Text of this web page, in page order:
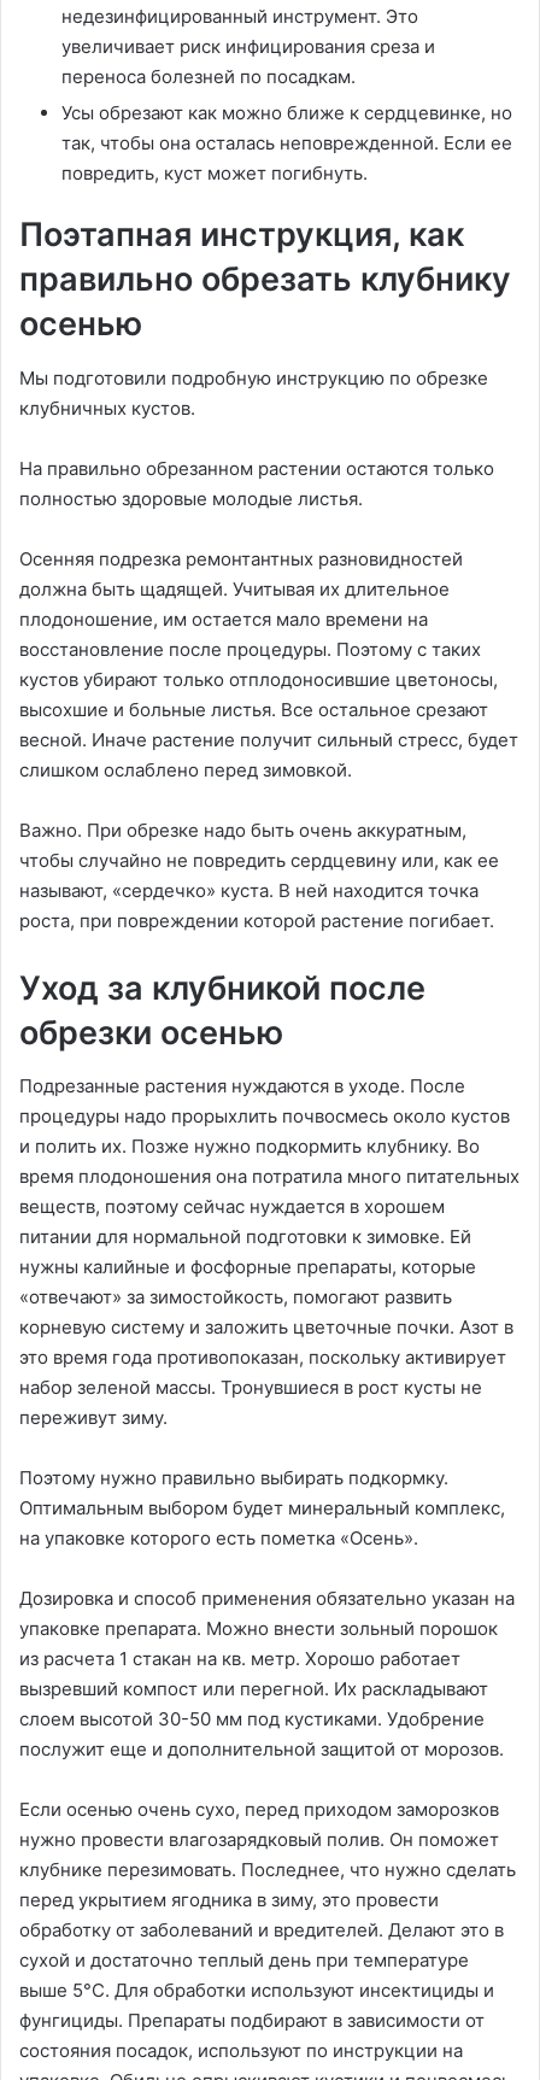
недезинфицированный инструмент. Это
увеличивает риск инфицирования среза и
переноса болезней по посадкам.
Усы обрезают как можно ближе к сердцевинке, но
так, чтобы она осталась неповрежденной. Если ее
повредить, куст может погибнуть.
Поэтапная инструкция, как
правильно обрезать клубнику
осенью
Мы подготовили подробную инструкцию по обрезке
клубничных кустов.
На правильно обрезанном растении остаются только
полностью здоровые молодые листья.
Осенняя подрезка ремонтантных разновидностей
должна быть щадящей. Учитывая их длительное
плодоношение, им остается мало времени на
восстановление после процедуры. Поэтому с таких
кустов убирают только отплодоносившие цветоносы,
высохшие и больные листья. Все остальное срезают
весной. Иначе растение получит сильный стресс, будет
слишком ослаблено перед зимовкой.
Важно. При обрезке надо быть очень аккуратным,
чтобы случайно не повредить сердцевину или, как ее
называют, «сердечко» куста. В ней находится точка
роста, при повреждении которой растение погибает.
Уход за клубникой после
обрезки осенью
Подрезанные растения нуждаются в уходе. После
процедуры надо прорыхлить почвосмесь около кустов
и полить их. Позже нужно подкормить клубнику. Во
время плодоношения она потратила много питательных
веществ, поэтому сейчас нуждается в хорошем
питании для нормальной подготовки к зимовке. Ей
нужны калийные и фосфорные препараты, которые
«отвечают» за зимостойкость, помогают развить
корневую систему и заложить цветочные почки. Азот в
это время года противопоказан, поскольку активирует
набор зеленой массы. Тронувшиеся в рост кусты не
переживут зиму.
Поэтому нужно правильно выбирать подкормку.
Оптимальным выбором будет минеральный комплекс,
на упаковке которого есть пометка «Осень».
Дозировка и способ применения обязательно указан на
упаковке препарата. Можно внести зольный порошок
из расчета 1 стакан на кв. метр. Хорошо работает
вызревший компост или перегной. Их раскладывают
слоем высотой 30-50 мм под кустиками. Удобрение
послужит еще и дополнительной защитой от морозов.
Если осенью очень сухо, перед приходом заморозков
нужно провести влагозарядковый полив. Он поможет
клубнике перезимовать. Последнее, что нужно сделать
перед укрытием ягодника в зиму, это провести
обработку от заболеваний и вредителей. Делают это в
сухой и достаточно теплый день при температуре
выше 5°C. Для обработки используют инсектициды и
фунгициды. Препараты подбирают в зависимости от
состояния посадок, используют по инструкции на